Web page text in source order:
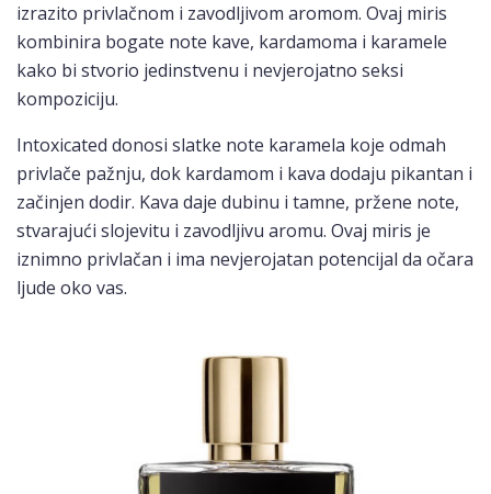
izrazito privlačnom i zavodljivom aromom. Ovaj miris
kombinira bogate note kave, kardamoma i karamele
kako bi stvorio jedinstvenu i nevjerojatno seksi
kompoziciju.
Intoxicated donosi slatke note karamela koje odmah
privlače pažnju, dok kardamom i kava dodaju pikantan i
začinjen dodir. Kava daje dubinu i tamne, pržene note,
stvarajući slojevitu i zavodljivu aromu. Ovaj miris je
iznimno privlačan i ima nevjerojatan potencijal da očara
ljude oko vas.